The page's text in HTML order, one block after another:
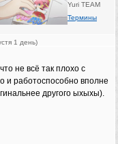
Yuri TEAM
Термины
1 день)
не всё так плохо с
и работоспособно вполне
другого ыхыхы).